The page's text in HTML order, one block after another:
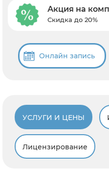
Акция на
Скидка до 20%
Онлайн запись
УСЛУГИ И ЦЕНЫ
Лицензирование